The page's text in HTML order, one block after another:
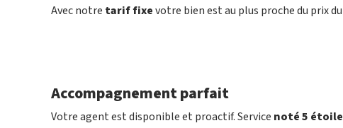
Avec notre tarif fixevotre bien est au plus proche du prix
Accompagnement parfait
Votre agent est disponible et proactif. Service noté 5